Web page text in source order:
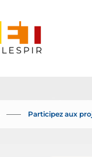
Participez aux